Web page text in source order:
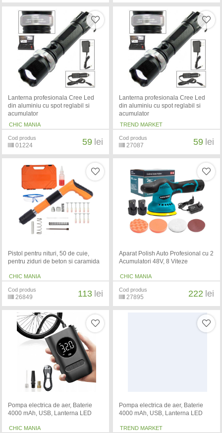
Lanterna profesionala Cree Led
din aluminiu cu spot reglabil si
acumulator
CHIC MANIA
Cod produs
01224 59 lei
Lanterna profesionala Cree Led
din aluminiu cu spot reglabil si
acumulator
TREND MARKET
Cod produs
27087 59 lei
Pistol pentru nituri, 50 de cuie,
pentru ziduri de beton si caramida
CHIC MANIA
Cod produs
26849 113 lei
Aparat Polish Auto Profesional cu 2
Acumulatori 48V, 8 Viteze
CHIC MANIA
Cod produs
27895 222 lei
Pompa electrica de aer, Baterie
4000 mAh, USB, Lanterna LED
CHIC MANIA
Pompa electrica de aer, Baterie
4000 mAh, USB, Lanterna LED
TREND MARKET